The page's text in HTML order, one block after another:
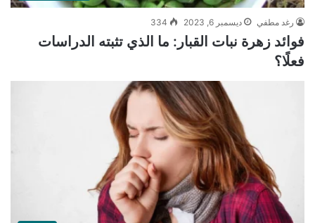
رغد مطفي ديسمبر 6, 2023 334
فوائد زهرة نبات القبار: ما الذي تثبته الدراسات
فعلًا؟